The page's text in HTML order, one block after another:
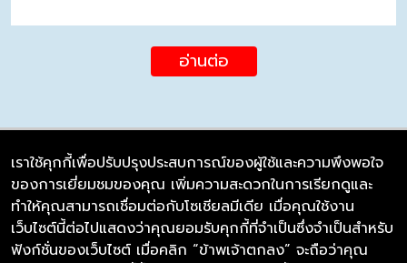
อ่านต่อ
บริษัท ซิมลิงค์ จำกัด
98/226 Bangrakyai-Baanmai Road,
Bangyai, Nonthaburi 11140
เราใช้คุกกี้เพื่อปรับปรุงประสบการณ์ของผู้ใช้และความพึงพอใจ
ของการเยี่ยมชมของคุณ เพิ่มความสะดวกในการเรียกดูและ
ทำให้คุณสามารถเชื่อมต่อกับโซเชียลมีเดีย เมื่อคุณใช้งาน
เว็บไซต์นี้ต่อไปแสดงว่าคุณยอมรับคุกกี้ที่จำเป็นซึ่งจำเป็นสำหรับ
ฟังก์ชั่นของเว็บไซต์ เมื่อคลิก “ข้าพเจ้าตกลง” จะถือว่าคุณ